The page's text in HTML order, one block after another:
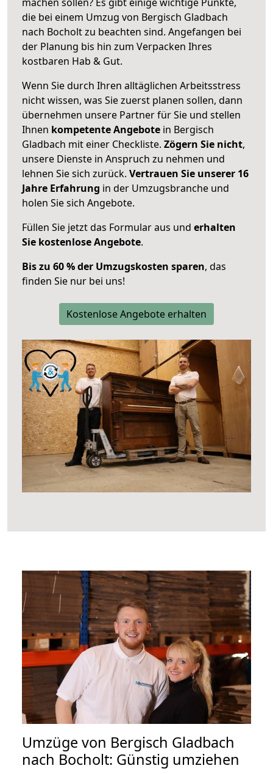
die bei einem Umzug von Bergisch Gladbach
nach Bocholt zu beachten sind. Angefangen bei
der Planung bis hin zum Verpacken Ihres
kostbaren Hab & Gut.
Wenn Sie durch Ihren alltäglichen Arbeitsstress
nicht wissen, was Sie zuerst planen sollen, dann
übernehmen unsere Partner für Sie und stellen
Ihnen kompetente Angebote in Bergisch
Gladbach mit einer Checkliste. Zögern Sie nicht,
unsere Dienste in Anspruch zu nehmen und
lehnen Sie sich zurück. Vertrauen Sie unserer 16
Jahre Erfahrung in der Umzugsbranche und
holen Sie sich Angebote.
Füllen Sie jetzt das Formular aus und erhalten
Sie kostenlose Angebote.
Bis zu 60 % der Umzugskosten sparen, das
finden Sie nur bei uns!
Kostenlose Angebote erhalten
Umzüge von Bergisch Gladbach
nach Bocholt: Günstig umziehen